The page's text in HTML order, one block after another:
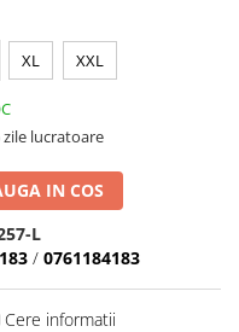
XL XXL
zile lucratoare
IN COS
L
/ 0761184183
Cere informatii